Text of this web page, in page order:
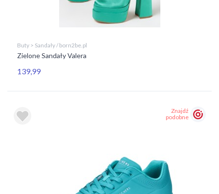
Buty > Sandały / born2be.pl
Zielone Sandały Valera
139,99
Znajdź
podobne